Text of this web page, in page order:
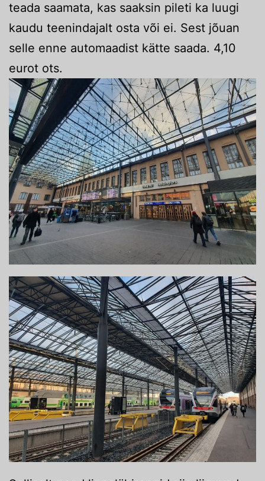
teada saamata, kas saaksin pileti ka luugi
kaudu teenindajalt osta või ei. Sest jõuan
selle enne automaadist kätte saada. 4,10
eurot ots.